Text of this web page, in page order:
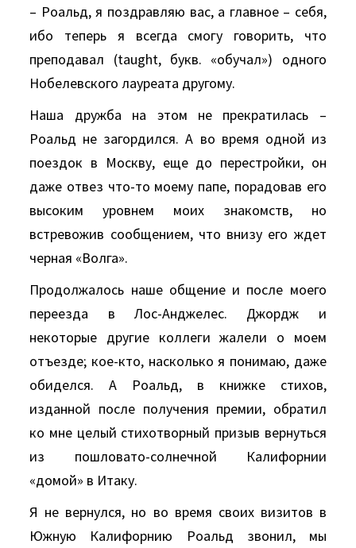
– Роальд, я поздравляю вас, а главное – себя,
ибо теперь я всегда смогу говорить, что
преподавал (taught, букв. «обучал») одного
Нобелевского лауреата другому.
Наша дружба на этом не прекратилась –
Роальд не загордился. А во время одной из
поездок в Москву, еще до перестройки, он
даже отвез что-то моему папе, порадовав его
высоким уровнем моих знакомств, но
встревожив сообщением, что внизу его ждет
черная «Волга».
Продолжалось наше общение и после моего
переезда в Лос-Анджелес. Джордж и
некоторые другие коллеги жалели о моем
отъезде; кое-кто, насколько я понимаю, даже
обиделся. А Роальд, в книжке стихов,
изданной после получения премии, обратил
ко мне целый стихотворный призыв вернуться
из пошловато-солнечной Калифорнии
«домой» в Итаку.
Я не вернулся, но во время своих визитов в
Южную Калифорнию Роальд звонил, мы